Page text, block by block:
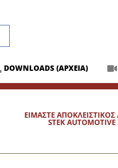
DOWNLOADS (ΑΡΧΕΙΑ)
ΕΙΜΑΣΤΕ
STEK